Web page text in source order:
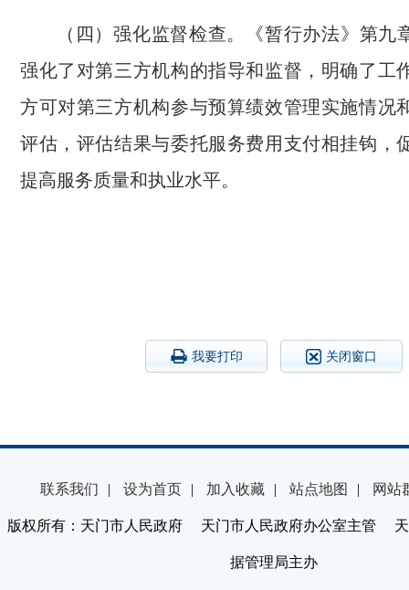
（四）强化监督检查。《暂行办法》第九
强化了对第三方机构的指导和监督，明确了工
方可对第三方机构参与预算绩效管理实施情况
评估，评估结果与委托服务费用支付相挂钩，
提高服务质量和执业水平。
我要打印 关闭窗口
联系我们 | 设为首页 | 加入收藏 | 站点地图 | 网站
版权所有：天门市人民政府 天门市人民政府办公室主管 天
据管理局主办